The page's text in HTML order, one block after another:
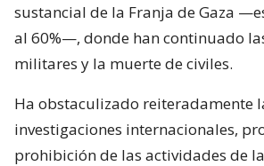
sustancial de la Franja de Gaza
al 60%—, donde han continuado
militares y la muerte de civiles.
Ha obstaculizado reiteradamente
investigaciones internacionales,
prohibición de las actividades de